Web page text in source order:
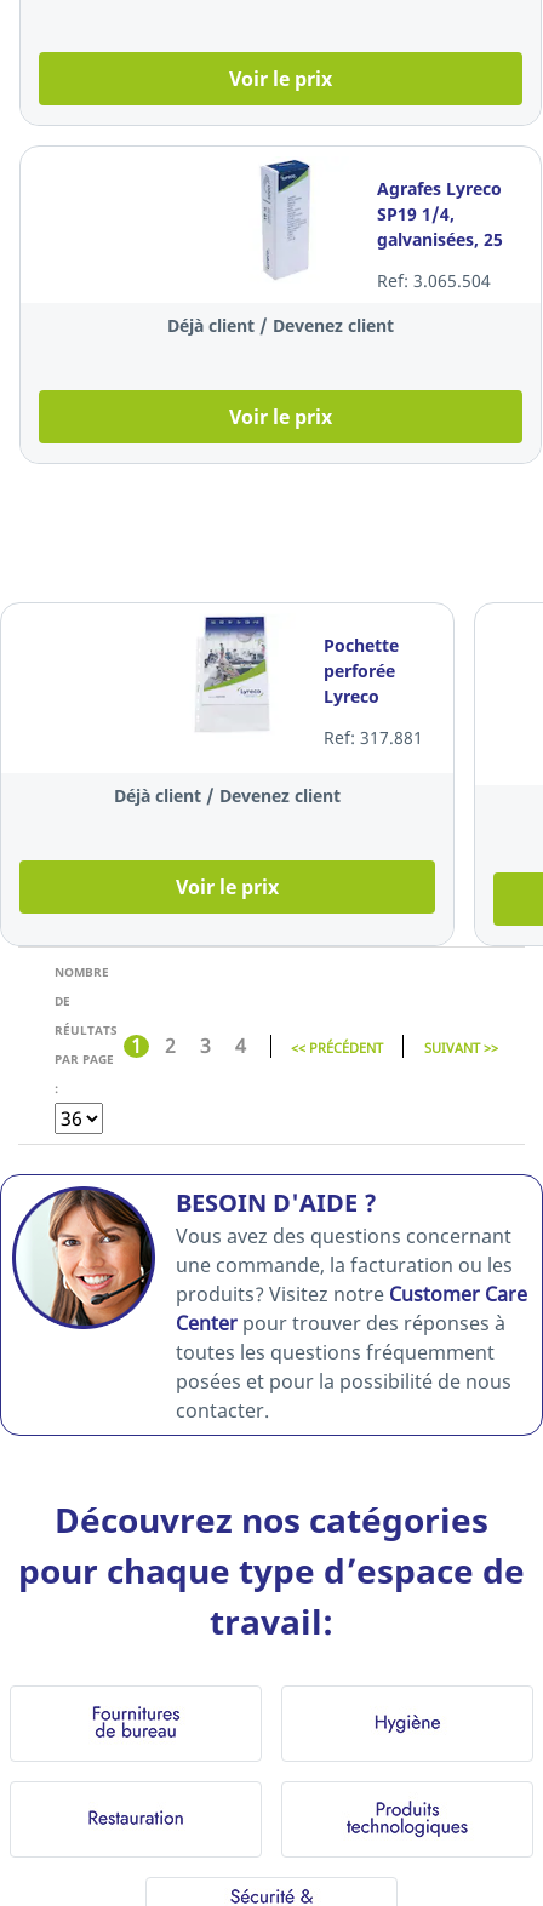
Voir le prix
Agrafes Lyreco
SP19 1/4,
galvanisées, 25
agrafes
Ref: 3.065.504
Déjà client / Devenez client
Voir le prix
Pochette
perforée
Lyreco
A4, PP 80
cristalline,
Ref: 317.881
Déjà client / Devenez client
Voir le prix
NOMBRE
DE
RÉULTATS
PAR PAGE
:
1 2 3 4 << PRÉCÉDENT SUIVANT >>
BESOIN D'AIDE ?
Vous avez des questions concernant
une commande, la facturation ou les
produits? Visitez notre Customer Care
Center pour trouver des réponses à
toutes les questions fréquemment
posées et pour la possibilité de nous
contacter.
Découvrez nos catégories
pour chaque type d’espace de
travail: